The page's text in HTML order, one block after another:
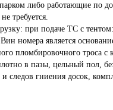
либо работающие по
требуется.
при подаче ТС с
номера является
пломбировочного троса
в пазы, цельный пол,
следов гниения досок,